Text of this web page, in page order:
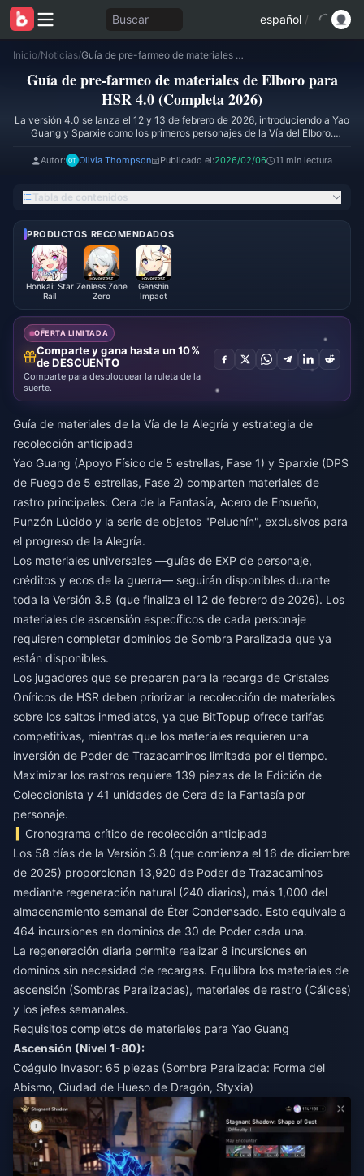
Buscar español /
Inicio/Noticias/ Guía de pre-farmeo de materiales de Elboro para HSR 4.0 (Completa 2026)
Guía de pre-farmeo de materiales de Elboro para
HSR 4.0 (Completa 2026)
La versión 4.0 se lanza el 12 y 13 de febrero de 2026, introduciendo a Yao
Guang y Sparxie como los primeros personajes de la Vía del Elboro.
más de 41 Cera del capricho, objetos de la serie Esponjoso y entre 12 y 15
dominios del Cáliz a 30 de Poder de Trazacaminos por incursión, evitando
Autor: Olivia Thompson Publicado el:2026/02/06 11 min lectura
Tabla de contenidos
PRODUCTOS RECOMENDADOS
Honkai: Star
Rail
Zenless Zone
Zero
Genshin
Impact
OFERTA LIMITADA
Comparte y gana hasta un 10%
de DESCUENTO
Comparte para desbloquear la ruleta de la
suerte.
Guía de materiales de la Vía de la Alegría y estrategia de
recolección anticipada
Yao Guang (Apoyo Físico de 5 estrellas, Fase 1) y Sparxie (DPS
de Fuego de 5 estrellas, Fase 2) comparten materiales de
rastro principales: Cera de la Fantasía, Acero de Ensueño,
Punzón Lúcido y la serie de objetos "Peluchín", exclusivos para
el progreso de la Alegría.
Los materiales universales —guías de EXP de personaje,
créditos y ecos de la guerra— seguirán disponibles durante
toda la Versión 3.8 (que finaliza el 12 de febrero de 2026). Los
materiales de ascensión específicos de cada personaje
requieren completar dominios de Sombra Paralizada que ya
están disponibles.
Los jugadores que se preparen para la recarga de Cristales
Oníricos de HSR deben priorizar la recolección de materiales
sobre los saltos inmediatos, ya que BitTopup ofrece tarifas
competitivas, mientras que los materiales requieren una
inversión de Poder de Trazacaminos limitada por el tiempo.
Maximizar los rastros requiere 139 piezas de la Edición de
Coleccionista y 41 unidades de Cera de la Fantasía por
personaje.
Cronograma crítico de recolección anticipada
Los 58 días de la Versión 3.8 (que comienza el 16 de diciembre
de 2025) proporcionan 13,920 de Poder de Trazacaminos
mediante regeneración natural (240 diarios), más 1,000 del
almacenamiento semanal de Éter Condensado. Esto equivale a
464 incursiones en dominios de 30 de Poder cada una.
La regeneración diaria permite realizar 8 incursiones en
dominios sin necesidad de recargas. Equilibra los materiales de
ascensión (Sombras Paralizadas), materiales de rastro (Cálices)
y los jefes semanales.
Requisitos completos de materiales para Yao Guang
Ascensión (Nivel 1-80):
Coágulo Invasor: 65 piezas (Sombra Paralizada: Forma del
Abismo, Ciudad de Hueso de Dragón, Styxia)